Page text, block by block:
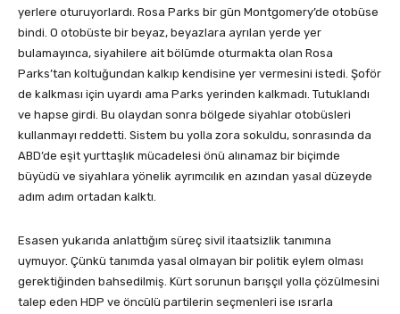
yerlere oturuyorlardı. Rosa Parks bir gün Montgomery’de otobüse
bindi. O otobüste bir beyaz, beyazlara ayrılan yerde yer
bulamayınca, siyahilere ait bölümde oturmakta olan Rosa
Parks’tan koltuğundan kalkıp kendisine yer vermesini istedi. Şoför
de kalkması için uyardı ama Parks yerinden kalkmadı. Tutuklandı
ve hapse girdi. Bu olaydan sonra bölgede siyahlar otobüsleri
kullanmayı reddetti. Sistem bu yolla zora sokuldu, sonrasında da
ABD’de eşit yurttaşlık mücadelesi önü alınamaz bir biçimde
büyüdü ve siyahlara yönelik ayrımcılık en azından yasal düzeyde
adım adım ortadan kalktı.
Esasen yukarıda anlattığım süreç sivil itaatsizlik tanımına
uymuyor. Çünkü tanımda yasal olmayan bir politik eylem olması
gerektiğinden bahsedilmiş. Kürt sorunun barışçıl yolla çözülmesini
talep eden HDP ve öncülü partilerin seçmenleri ise ısrarla